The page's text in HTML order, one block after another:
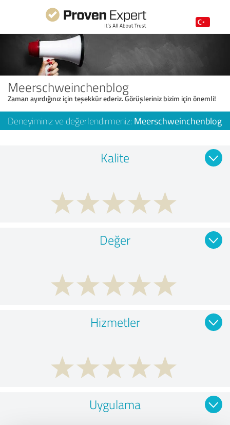
Meerschweinchenblog
Zaman ayırdığınız için teşekkür ederiz. Görüşleriniz bizim için önemli!
Deneyiminiz ve değerlendirmeniz: Meerschweinchenblog
Kalite
Değer
Hizmetler
Uygulama